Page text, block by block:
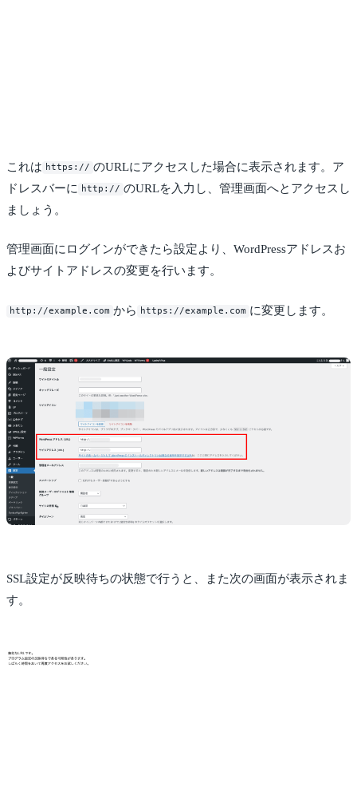
これは https:// のURLにアクセスした場合に表示されます。ア
ドレスバーに http:// のURLを入力し、管理画面へとアクセスし
ましょう。
管理画面にログインができたら設定より、WordPressアドレスお
よびサイトアドレスの変更を行います。
http://example.com から https://example.com に変更します。
SSL設定が反映待ちの状態で行うと、また次の画面が表示されま
す。